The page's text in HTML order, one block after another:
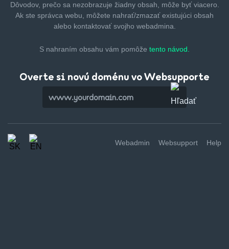
Dôvodov, prečo sa nezobrazuje žiadny obsah, môže byťviacero.
Ak ste správca webu, môžete nahrať/zmazaťexistujúci obsah
alebo kontaktovať svojho webadmina.
S nahraním obsahu vám pomôže tento návod.
Overte si novú doménu vo Websupporte
Webadmin Websupport Help